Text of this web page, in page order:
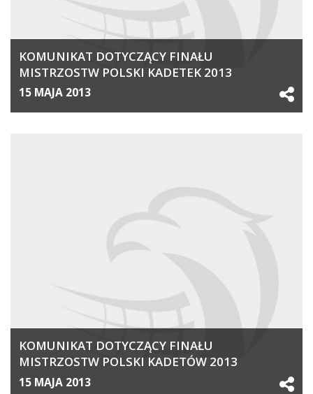
KOMUNIKAT DOTYCZĄCY FINAŁU
MISTRZOSTW POLSKI KADETEK 2013
15 MAJA 2013
KOMUNIKAT DOTYCZĄCY FINAŁU
MISTRZOSTW POLSKI KADETÓW 2013
15 MAJA 2013